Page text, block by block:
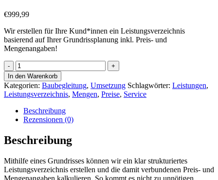
€999,99
Wir erstellen für Ihre Kund*innen ein Leistungsverzeichnis
basierend auf Ihrer Grundrissplanung inkl. Preis- und
Mengenangaben!
Baubegleitung
Plus
-
Leistungsverzeichnis
Menge
In den Warenkorb
Kategorien: Baubegleitung, Umsetzung Schlagwörter: Leistungen,
Leistungsverzeichnis, Mengen, Preise, Service
Beschreibung
Rezensionen (0)
Beschreibung
Mithilfe eines Grundrisses können wir ein klar strukturiertes
Leistungsverzeichnis erstellen und die damit verbundenen Preis- und
Mengenangaben kalkulieren. So kommt es nicht zu unnötigen